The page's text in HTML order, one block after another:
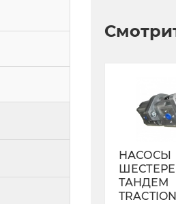
НАСОСЫ
ТАНДЕМ
TRACTION